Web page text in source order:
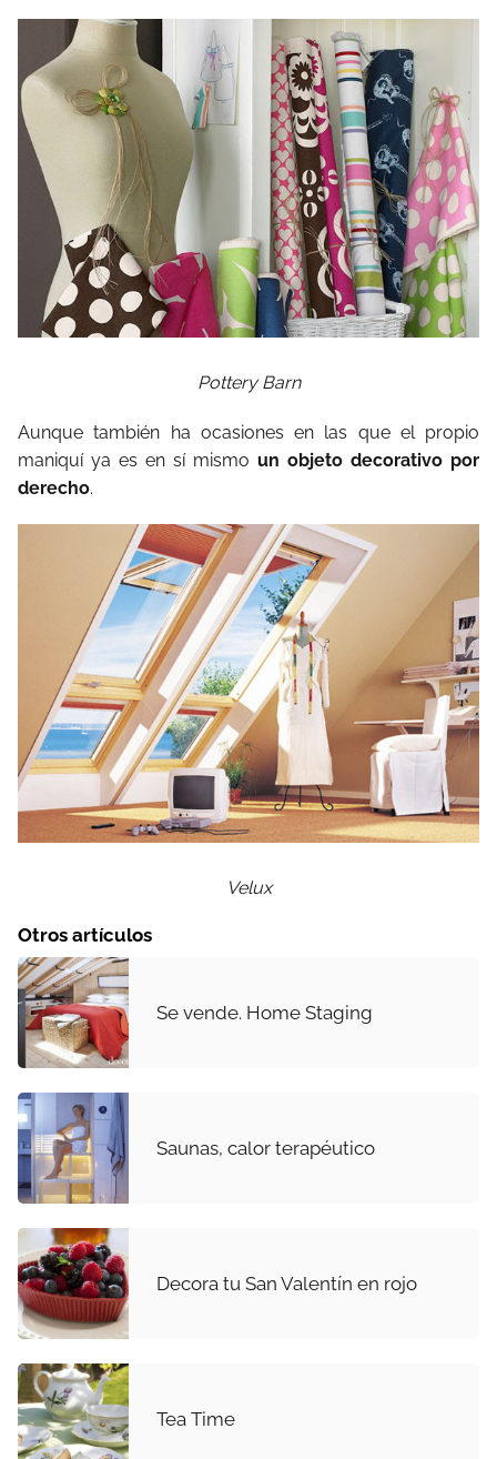
Pottery Barn
Aunque también ha ocasiones en las que el propio
maniquí ya es en sí mismo un objeto decorativo por
derecho.
Velux
Otros artículos
Se vende. Home Staging
Saunas, calor terapéutico
Decora tu San Valentín en rojo
Tea Time